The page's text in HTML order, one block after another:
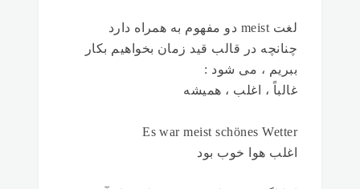
لغت meist دو مفهوم به همراه دارد
چنانچه در قالب قید زمان بخواهیم بکار
ببریم ، می شود :
غالباً ، اغلب ، همیشه
Es war meist schönes Wetter
اغلب هوا خوب بود